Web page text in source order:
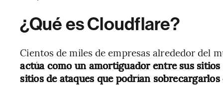
¿Qué es Cloudflare?
Cientos de miles de empresas alrededor del
actúa como un amortiguador entre sus
sitios de ataques que podrían